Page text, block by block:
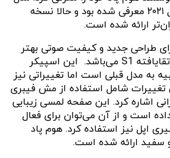
قبلی این هوم پاد در سال ۲۰۲۱ معرفی شده بود و حالا نسخه
ارائه شده است.
طراحی جدید و کیفیت صوتی بهتر
است و مجهز به تراشه ارتقایافته S1 می‌باشد. این اسپیکر
به مدل قبلی است اما تغییراتی نیز
شامل استفاده از مش فیبری
اشاره کرد. این صفحه لمسی زیبایی
است و از آن می‌توان برای فعال
اپل نیز استفاده کرد. هوم پاد
سفید ارائه شده است.